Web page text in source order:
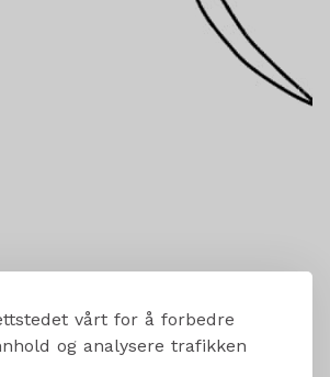
vårt for å forbedre
og analysere trafikken